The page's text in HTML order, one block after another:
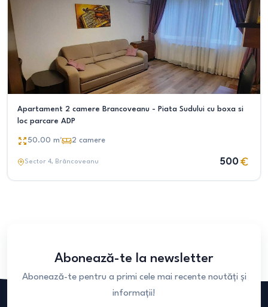
Apartament 2 camere Brancoveanu - Piata Sudului cu boxa si
loc parcare ADP
50.00 m² 2 camere
Sector 4, Brâncoveanu 500
Abonează-te la newsletter
Abonează-te pentru a primi cele mai recente noutăți și
informații!